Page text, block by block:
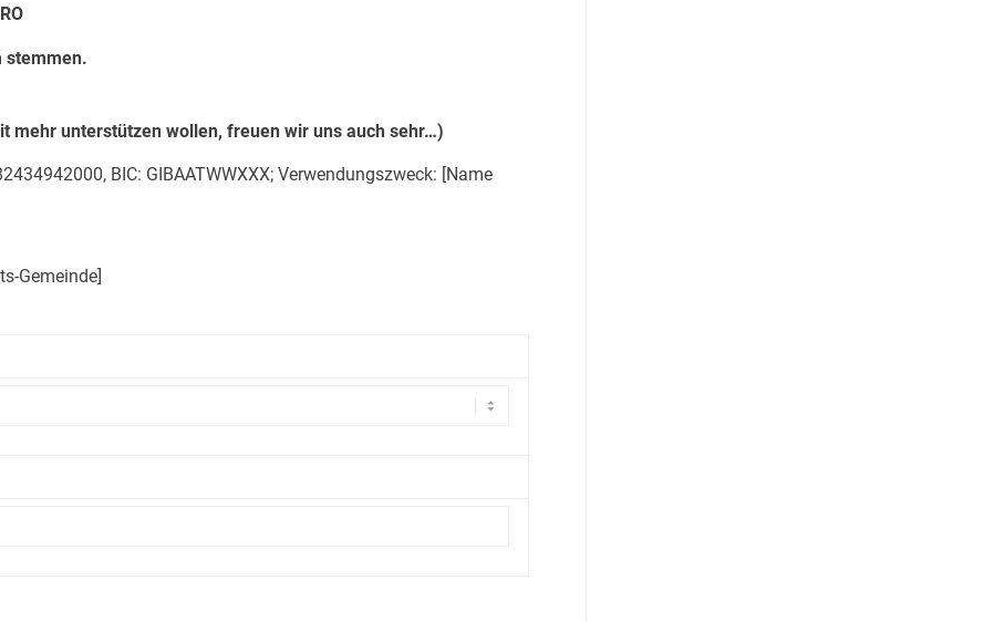
stemmen.
mehr unterstützen wollen, freuen wir uns auch sehr…)
BIC: GIBAATWWXXX; Verwendungszweck: [Name
Gemeinde]